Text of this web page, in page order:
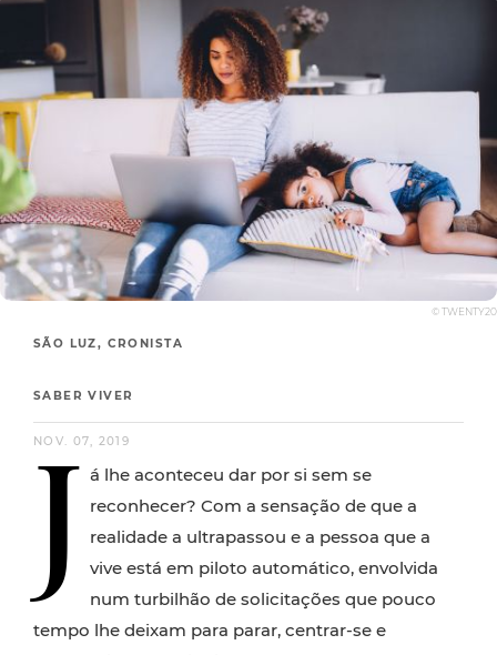
© TWENTY20
SÃO LUZ, CRONISTA
SABER VIVER
NOV. 07, 2019
J á lhe aconteceu dar por si sem se
reconhecer? Com a sensação de que a
realidade a ultrapassou e a pessoa que a
vive está em piloto automático, envolvida
num turbilhão de solicitações que pouco
tempo lhe deixam para parar, centrar-se e